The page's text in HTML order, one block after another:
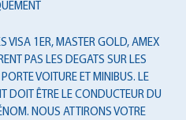
VISA 1ER, MASTER GOLD, AMEX
PAS LES DEGATS SUR LES
VOITURE ET MINIBUS. LE
DOIT ÊTRE LE CONDUCTEUR DU
NOUS ATTIRONS VOTRE